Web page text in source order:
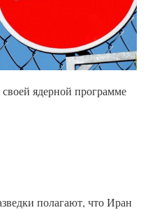
ядерной программе
полагают, что Иран